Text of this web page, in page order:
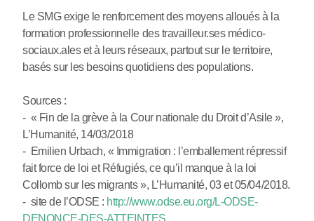
Le SMG exige le renforcement des moyens alloués à la
formation professionnelle des travailleur.ses médico-
sociaux.ales et à leurs réseaux, partout sur le territoire,
basés sur les besoins quotidiens des populations.
Sources :
- « Fin de la grève à la Cour nationale du Droit d’Asile »,
L’Humanité, 14/03/2018
- Emilien Urbach, « Immigration : l’emballement répressif
fait force de loi et Réfugiés, ce qu’il manque à la loi
Collomb sur les migrants », L’Humanité, 03 et 05/04/2018.
- site de l’ODSE : http://www.odse.eu.org/L-ODSE-
DENONCE-DES-ATTEINTES